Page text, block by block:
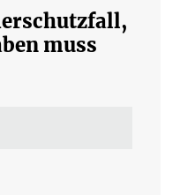
muss